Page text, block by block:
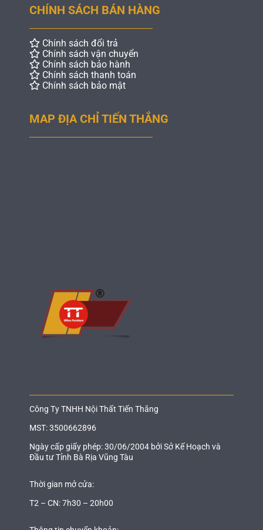
CHÍNH SÁCH BÁN HÀNG
Chính sách đổi trả
Chính sách vận chuyển
Chính sách bảo hành
Chính sách thanh toán
Chính sách bảo mật
MAP ĐỊA CHỈ TIẾN THẮNG
Công Ty TNHH Nội Thất Tiến Thắng
MST: 3500662896
Ngày cấp giấy phép: 30/06/2004 bởi Sở Kế Hoạch và
Đầu tư Tỉnh Bà Rịa Vũng Tàu
Thời gian mở cửa:
T2 – CN: 7h30 – 20h00